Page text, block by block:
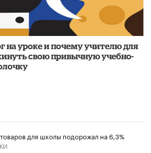
на уроке и почему учителю для
свою привычную учебно-
для школы подорожал на 6,3%